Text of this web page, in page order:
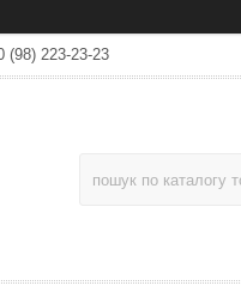
(98) 223-23-23